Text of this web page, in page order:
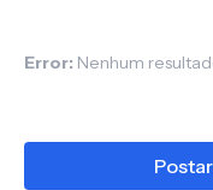
Error: Nenhum